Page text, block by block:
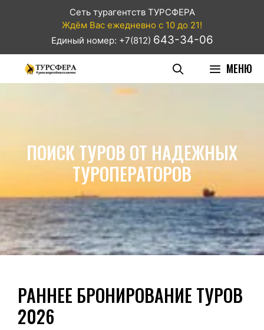
Сеть турагентств ТУРСФЕРА
Ждём Вас ежедневно с 10 до 21!
Единый номер: +7(812) 643-34-06
МЕНЮ
ПОИСК ТУРОВ ОТ НАДЕЖНЫХ
ТУРОПЕРАТОРОВ
РАННЕЕ БРОНИРОВАНИЕ ТУРОВ
2026